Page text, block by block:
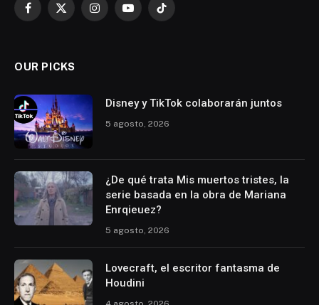
Facebook
X
InstagramYouTubeTikTok
OUR PICKS
Disney y TikTok colaborarán juntos
5 agosto, 2026
¿De qué trata Mis muertos tristes, la
serie basada en la obra de Mariana
Enrqieuez?
5 agosto, 2026
Lovecraft, el escritor fantasma de
Houdini